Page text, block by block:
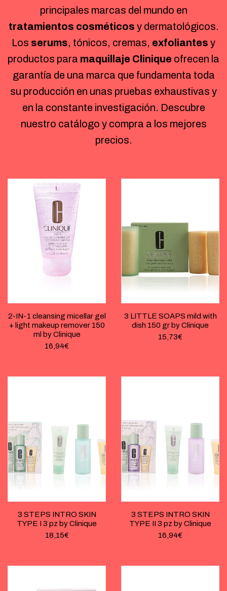
principales marcas del mundo en
tratamientos cosméticos y dermatológicos.
Los serums, tónicos, cremas, exfoliantes y
productos para maquillaje Clinique ofrecen la
garantía de una marca que fundamenta toda
su producción en unas pruebas exhaustivas y
en la constante investigación. Descubre
nuestro catálogo y compra a los mejores
precios.
2-IN-1 cleansing micellar gel
+ light makeup remover 150
ml by Clinique
16,94€
3 LITTLE SOAPS mild with
dish 150 gr by Clinique
15,73€
3 STEPS INTRO SKIN
TYPE I 3 pz by Clinique
18,15€
3 STEPS INTRO SKIN
TYPE II 3 pz by Clinique
16,94€